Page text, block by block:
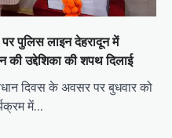
पुलिस लाइन देहरादून में
उद्देशिका की शपथ दिलाई
दिवस के अवसर पर बुधवार को
में…